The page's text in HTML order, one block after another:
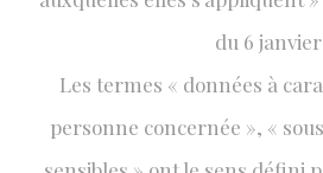
du 6 janvier
Les termes « données à
personne concernée », «